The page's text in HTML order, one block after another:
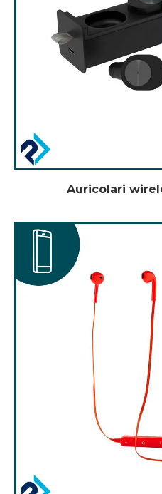
Auricolari